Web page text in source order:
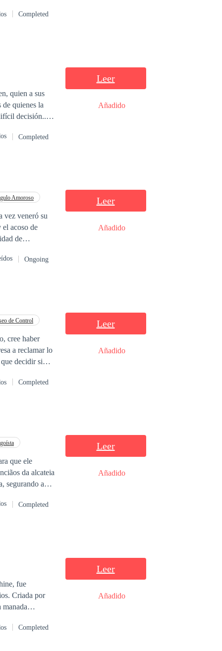
no
le ha
Completed
quien a sus
quienes la
decisión...y
será su
Completed
Leer
Añadido
Amoroso
vez veneró su
Ongoing
Leer
Añadido
de Control
cree haber
a reclamar lo
decidir si
Completed
Leer
Añadido
tem a
merece
Completed
Leer
Añadido
fue
Criada por
que el destino
Completed
Leer
Añadido